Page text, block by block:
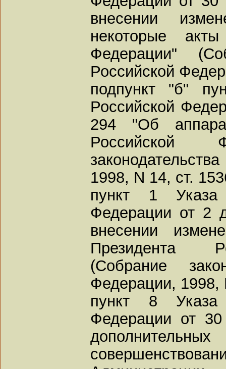
внесении
некоторые
Федерации"
Российской
подпункт "б"
Российской
294 "Об
Российской
1998, N 14, ст.
пункт 1 Указа
Федерации от 2
внесении
Президента
(Собрание
Федерации, 1998,
пункт 8 Указа
Федерации от